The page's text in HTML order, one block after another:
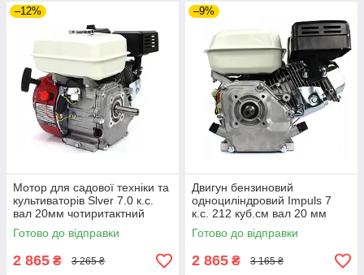
–12%
Мотор для садової техніки та
культиваторів Slver 7.0 к.с.
вал 20мм чотиритактний
бензиновий двигун
Готово до відправки
2 865 ₴ 3 265 ₴
–9%
Двигун бензиновий
одноциліндровий Impuls​​​​​​​ 7
к.с. 212 куб.см вал 20 мм
шпонка двигун для садової
техніки
Готово до відправки
2 865 ₴ 3 165 ₴